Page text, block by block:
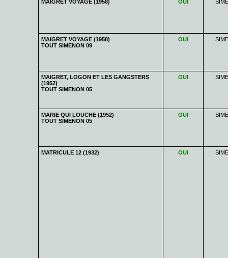
MAIGRET VOYAGE (1958) OUI
MAIGRET VOYAGE (1958)
TOUT SIMENON 09
OUI
MAIGRET, LOGON ET LES GANGSTERS
(1952)
TOUT SIMENON 05
OUI
MARIE QUI LOUCHE (1952)
TOUT SIMENON 05
OUI
MATRICULE 12 (1932) OUI